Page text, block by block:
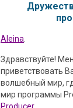
Aleina
Здравствуйте!
приветствовать
волшебный мир,
мир программы